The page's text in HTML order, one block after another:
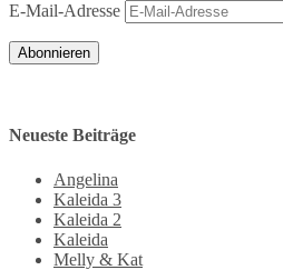
E-Mail-Adresse
Abonnieren
Neueste Beiträge
Angelina
Kaleida 3
Kaleida 2
Kaleida
Melly & Kat